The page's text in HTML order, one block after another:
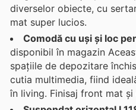
diverselor obiecte, cu
mat super lucios.
Comodă cu uși și loc
disponibil în magazin
spațiile de depozitare
cutia multimedia, fiind
în living. Finisaj front mat